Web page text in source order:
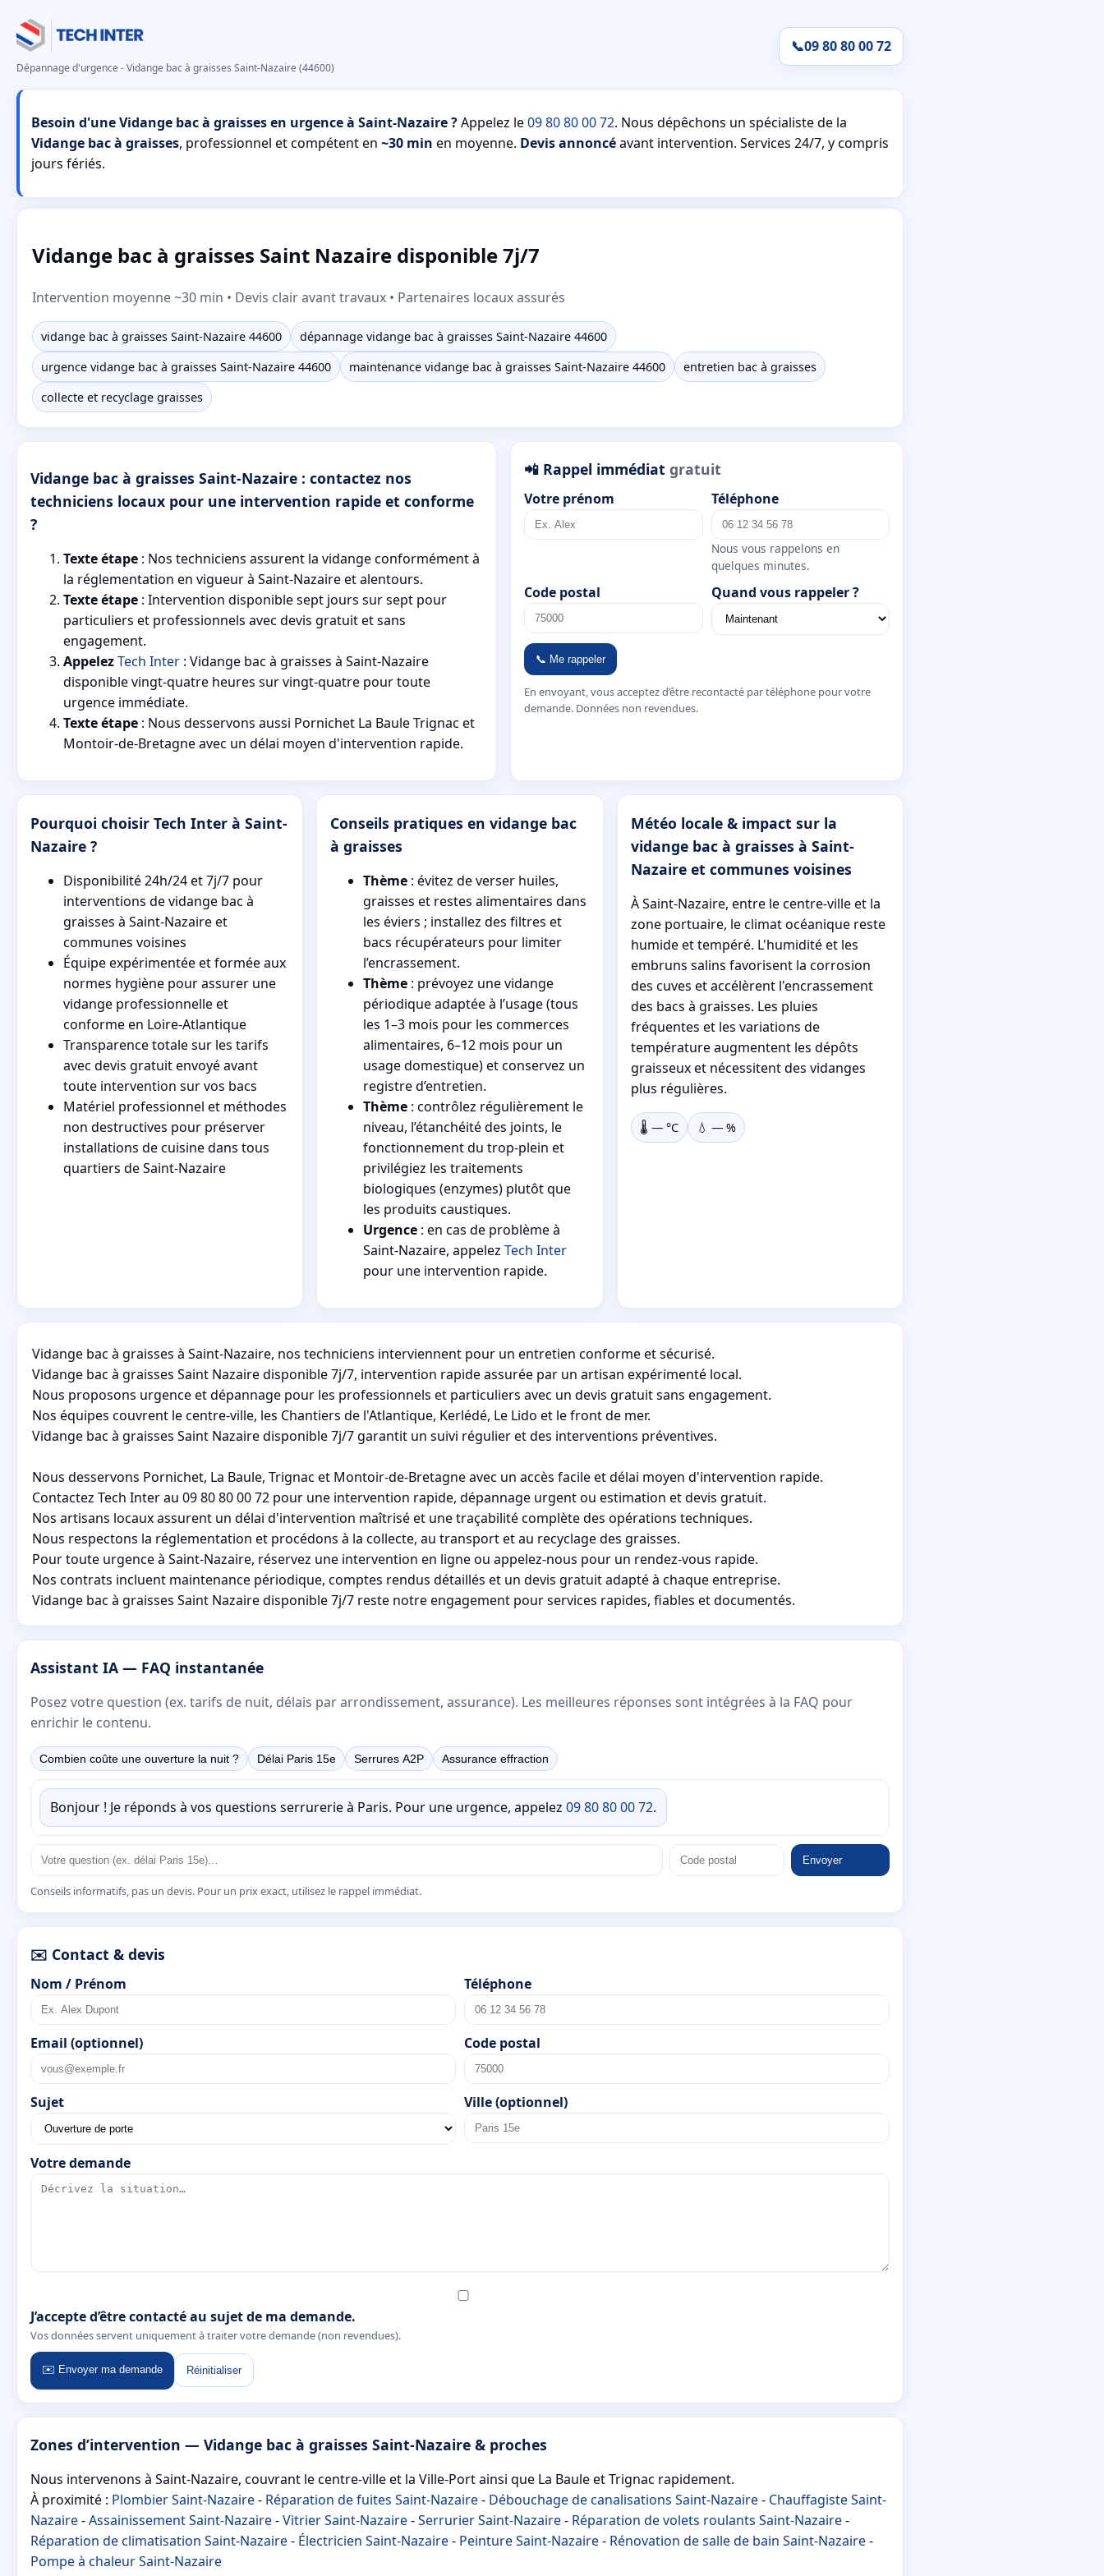
Dépannage d'urgence - Vidange bac à graisses Saint-Nazaire (44600)
📞09 80 80 00 72
Besoin d'une Vidange bac à graisses en urgence à Saint-Nazaire ?Appelez le09 80 80 00 72. Nous dépêchons un spécialiste de la
Vidange bac à graisses, professionnel et compétent en ~30 min en moyenne. Devis annoncéavant intervention. Services 24/7, y compris
jours fériés.
Vidange bac à graisses Saint Nazaire disponible 7j/7
Intervention moyenne ~30 min • Devis clair avant travaux • Partenaires locaux assurés
vidange bac à graisses Saint-Nazaire 44600
dépannage vidange bac à graisses Saint-Nazaire 44600
urgence vidange bac à graisses Saint-Nazaire 44600
maintenance vidange bac à graisses Saint-Nazaire 44600
entretien bac à graisses
collecte et recyclage graisses
Vidange bac à graisses Saint-Nazaire : contactez nos
techniciens locaux pour une intervention rapide et conforme
?
Texte étape : Nos techniciens assurent la vidange conformément à
la réglementation en vigueur à Saint-Nazaire et alentours.
Texte étape : Intervention disponible sept jours sur sept pour
particuliers et professionnels avec devis gratuit et sans
engagement.
AppelezTech Inter : Vidange bac à graisses à Saint-Nazaire
disponible vingt-quatre heures sur vingt-quatre pour toute
urgence immédiate.
Texte étape : Nous desservons aussi Pornichet La Baule Trignac et
Montoir-de-Bretagne avec un délai moyen d'intervention rapide.
📲 Rappel immédiatgratuit
Votre prénom Téléphone
Nous vous rappelons en
quelques minutes.
Code postal Quand vous rappeler ?
📞 Me rappeler
En envoyant, vous acceptez d’être recontacté par téléphone pour votre
demande. Données non revendues.
Pourquoi choisir Tech Inter à Saint-
Nazaire ?
Disponibilité 24h/24 et 7j/7 pour
interventions de vidange bac à
graisses à Saint-Nazaire et
communes voisines
Équipe expérimentée et formée aux
normes hygiène pour assurer une
vidange professionnelle et
conforme en Loire-Atlantique
Transparence totale sur les tarifs
avec devis gratuit envoyé avant
toute intervention sur vos bacs
Matériel professionnel et méthodes
non destructives pour préserver
installations de cuisine dans tous
quartiers de Saint-Nazaire
Conseils pratiques en vidange bac
à graisses
Thème : évitez de verser huiles,
graisses et restes alimentaires dans
les éviers ; installez des filtres et
bacs récupérateurs pour limiter
l’encrassement.
Thème : prévoyez une vidange
périodique adaptée à l’usage (tous
les 1–3 mois pour les commerces
alimentaires, 6–12 mois pour un
usage domestique) et conservez un
registre d’entretien.
Thème : contrôlez régulièrement le
niveau, l’étanchéité des joints, le
fonctionnement du trop‑plein et
privilégiez les traitements
biologiques (enzymes) plutôt que
les produits caustiques.
Urgence : en cas de problème à
Saint-Nazaire, appelezTech Inter
pour une intervention rapide.
Météo locale & impact sur la
vidange bac à graisses à Saint-
Nazaire et communes voisines
À Saint-Nazaire, entre le centre-ville et la
zone portuaire, le climat océanique reste
humide et tempéré. L'humidité et les
embruns salins favorisent la corrosion
des cuves et accélèrent l'encrassement
des bacs à graisses. Les pluies
fréquentes et les variations de
température augmentent les dépôts
graisseux et nécessitent des vidanges
plus régulières.
🌡️ —°C 💧 —%
Vidange bac à graisses à Saint-Nazaire, nos techniciens interviennent pour un entretien conforme et sécurisé.
Vidange bac à graisses Saint Nazaire disponible 7j/7, intervention rapide assurée par un artisan expérimenté local.
Nous proposons urgence et dépannage pour les professionnels et particuliers avec un devis gratuit sans engagement.
Nos équipes couvrent le centre-ville, les Chantiers de l'Atlantique, Kerlédé, Le Lido et le front de mer.
Vidange bac à graisses Saint Nazaire disponible 7j/7 garantit un suivi régulier et des interventions préventives.
Nous desservons Pornichet, La Baule, Trignac et Montoir-de-Bretagne avec un accès facile et délai moyen d'intervention rapide.
Contactez Tech Inter au 09 80 80 00 72 pour une intervention rapide, dépannage urgent ou estimation et devis gratuit.
Nos artisans locaux assurent un délai d'intervention maîtrisé et une traçabilité complète des opérations techniques.
Nous respectons la réglementation et procédons à la collecte, au transport et au recyclage des graisses.
Pour toute urgence à Saint-Nazaire, réservez une intervention en ligne ou appelez-nous pour un rendez-vous rapide.
Nos contrats incluent maintenance périodique, comptes rendus détaillés et un devis gratuit adapté à chaque entreprise.
Vidange bac à graisses Saint Nazaire disponible 7j/7 reste notre engagement pour services rapides, fiables et documentés.
Assistant IA — FAQ instantanée
Posez votre question (ex. tarifs de nuit, délais par arrondissement, assurance). Les meilleures réponses sont intégrées à la FAQ pour
enrichir le contenu.
Combien coûte une ouverture la nuit ? Délai Paris 15e Serrures A2P Assurance effraction
Bonjour ! Je réponds à vos questions serrurerie à Paris. Pour une urgence, appelez 09 80 80 00 72.
Envoyer
Conseils informatifs, pas un devis. Pour un prix exact, utilisez le rappel immédiat.
✉️ Contact & devis
Nom / Prénom Téléphone
Email (optionnel) Code postal
Sujet Ville (optionnel)
Votre demande
J’accepte d’être contacté au sujet de ma demande.
Vos données servent uniquement à traiter votre demande (non revendues).
✉️ Envoyer ma demande Réinitialiser
Zones d’intervention — Vidange bac à graisses Saint-Nazaire & proches
Nous intervenons à Saint-Nazaire, couvrant le centre-ville et la Ville-Port ainsi que La Baule et Trignac rapidement.
À proximité : Plombier Saint-Nazaire- Réparation de fuites Saint-Nazaire- Débouchage de canalisations Saint-Nazaire- Chauffagiste Saint-
Nazaire-Assainissement Saint-Nazaire-Vitrier Saint-Nazaire-Serrurier Saint-Nazaire- Réparation de volets roulants Saint-Nazaire-
Réparation de climatisation Saint-Nazaire- Électricien Saint-Nazaire- Peinture Saint-Nazaire- Rénovation de salle de bain Saint-Nazaire-
Pompe à chaleur Saint-Nazaire